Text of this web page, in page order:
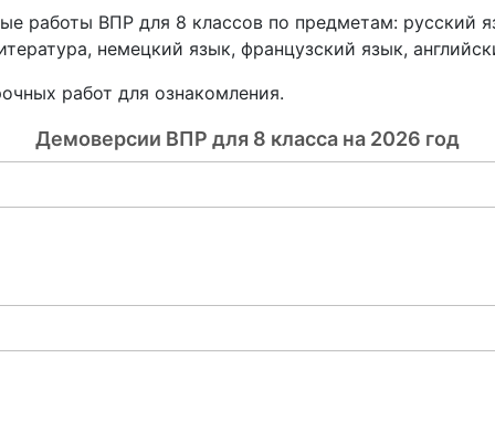
работы ВПР для 8 классов по предметам: русский
немецкий язык, французский язык,
работ для ознакомления.
Демоверсии ВПР для 8 класса на 2026 год